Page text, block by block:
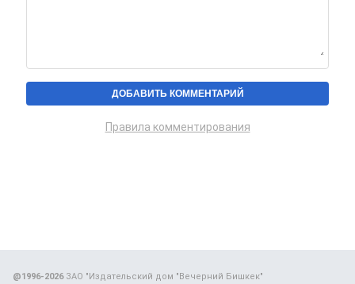
Правила комментирования
@1996-2026ЗАО "Издательский дом "Вечерний Бишкек"